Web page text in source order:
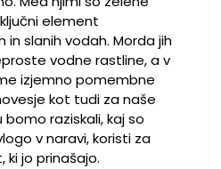
element
in slanih vodah. Morda jih
vodne rastline, a v
izjemno pomembne
kot tudi za naše
raziskali, kaj so
v naravi, koristi za
ki jo prinašajo.